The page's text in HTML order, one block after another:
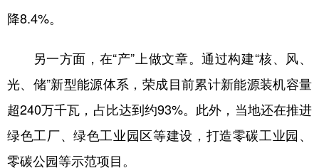
降8.4%。
另一方面，在“产”上做文章。通过构建“核、风、
光、储”新型能源体系，荣成目前累计新能源装机容量
超240万千瓦，占比达到约93%。此外，当地还在推进
绿色工厂、绿色工业园区等建设，打造零碳工业园、
零碳公园等示范项目。